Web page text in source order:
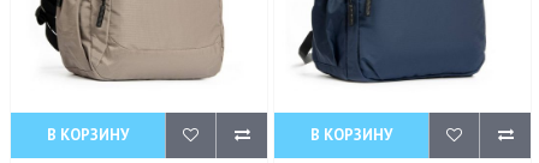
В КОРЗИНУ В КОРЗИНУ